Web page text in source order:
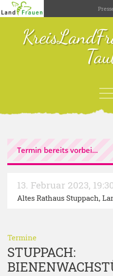
Termin bereits vorbei...
13. Februar 2023,
Altes Rathaus Stuppach,
Termine
STUPPACH: